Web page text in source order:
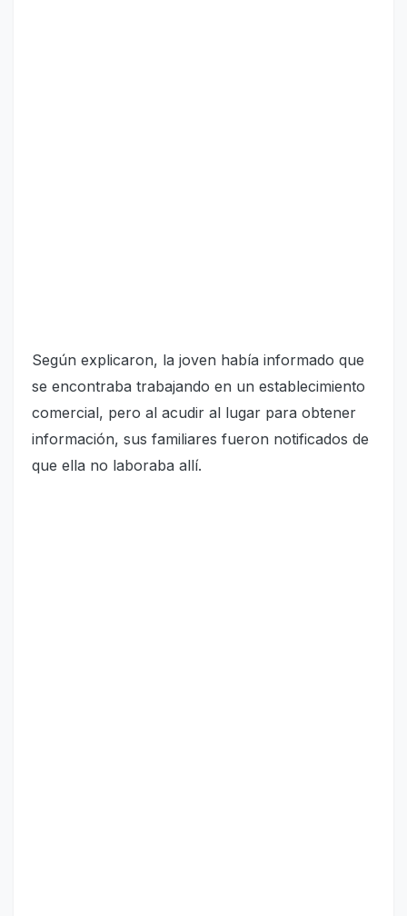
Según explicaron, la joven había informado que
se encontraba trabajando en un establecimiento
comercial, pero al acudir al lugar para obtener
información, sus familiares fueron notificados de
que ella no laboraba allí.